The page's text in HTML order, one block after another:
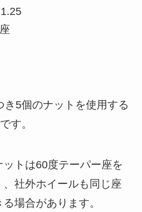
5個のナットを使用する
す。
トは60度テーパー座を
社外ホイールも同じ座
場合があります。